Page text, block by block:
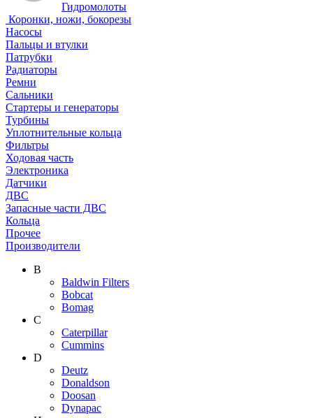
Гидромолоты
Коронки, ножи, бокорезы
Насосы
Пальцы и втулки
Патрубки
Радиаторы
Ремни
Сальники
Стартеры и генераторы
Турбины
Уплотнительные кольца
Фильтры
Ходовая часть
Электроника
Датчики
ДВС
Запасные части ДВС
Кольца
Прочее
Производители
B
Baldwin Filters
Bobcat
Bomag
C
Caterpillar
Cummins
D
Deutz
Donaldson
Doosan
Dynapac